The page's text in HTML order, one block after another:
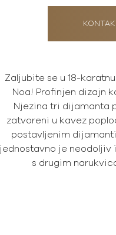
Zaljubite se u 18-
Noa! Profinjen dizajn
Njezina tri dijamanta
zatvoreni u kavez
postavljenim
jednostavno je neodoljiv
s drugim